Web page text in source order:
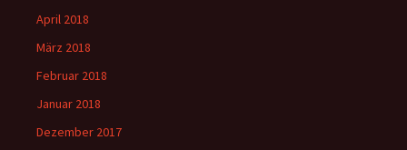
April 2018
März 2018
Februar 2018
Januar 2018
Dezember 2017